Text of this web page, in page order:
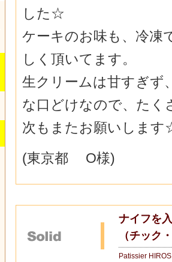
した☆
ケーキのお味も、冷凍
しく頂いてます。
生クリームは甘すぎず
な口どけなので、たく
次もまたお願いしま
(東京都 O様)
ナイフを
（チック
Patissier